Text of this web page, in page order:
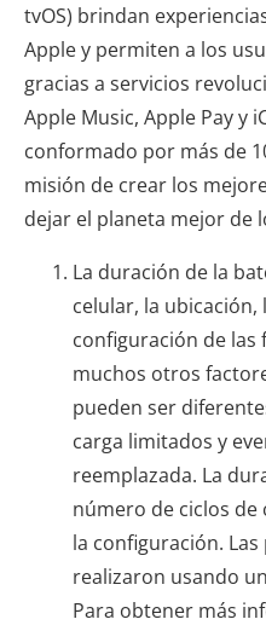
tvOS) brindan
Apple y permiten a los
gracias a servicios
Apple Music, Apple Pay y
conformado por más de
misión de crear los
dejar el planeta mejor de
La duración de la
celular, la ubicación,
configuración de las
muchos otros
pueden ser
carga limitados y
reemplazada. La
número de ciclos de
la configuración.
realizaron usando
Para obtener más